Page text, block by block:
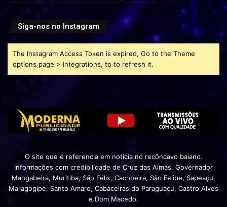
Siga-nos no Instagram
The Instagram Access Token is expired, Go to the Theme
options page > Integrations, to to refresh it.
O site que é referencia em notícia no recôncavo baiano.
Informações com credibilidade de Cruz das Almas, Governador
Mangabeira, Muritiba, São Félix, Cachoeira, São Felipe, Sapeaçu,
Maragogipe, Santo Amaro, Cabaceiras do Paraguaçu, Castro Alves
e Dom Macedo.